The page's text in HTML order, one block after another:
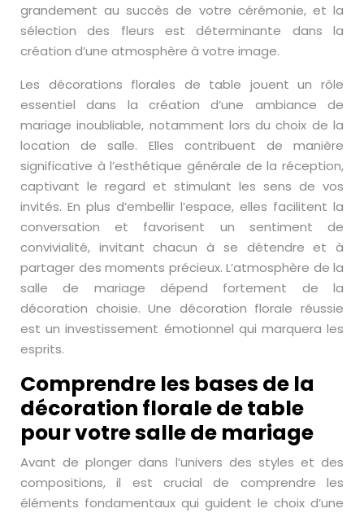
grandement au succès de votre cérémonie, et la
sélection des fleurs est déterminante dans la
création d’une atmosphère à votre image.
Les décorations florales de table jouent un rôle
essentiel dans la création d’une ambiance de
mariage inoubliable, notamment lors du choix de la
location de salle. Elles contribuent de manière
significative à l’esthétique générale de la réception,
captivant le regard et stimulant les sens de vos
invités. En plus d’embellir l’espace, elles facilitent la
conversation et favorisent un sentiment de
convivialité, invitant chacun à se détendre et à
partager des moments précieux. L’atmosphère de la
salle de mariage dépend fortement de la
décoration choisie. Une décoration florale réussie
est un investissement émotionnel qui marquera les
esprits.
Comprendre les bases de la
décoration florale de table
pour votre salle de mariage
Avant de plonger dans l’univers des styles et des
compositions, il est crucial de comprendre les
éléments fondamentaux qui guident le choix d’une